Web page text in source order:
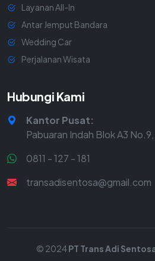
Layanan All-In
Antar Jemput Bandara
Wedding Car
Perjalanan Wisata
Hubungi Kami
Kantor Pusat:
Pabuaran Indah Blok A3
0811 - 127 - 181
transadisentosa@gmail.com
© 2024 PT Trans Adi